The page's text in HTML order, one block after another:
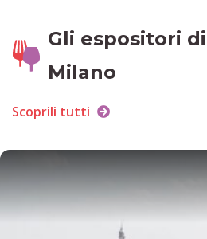
Gli espositori
Milano
Scoprili tutti